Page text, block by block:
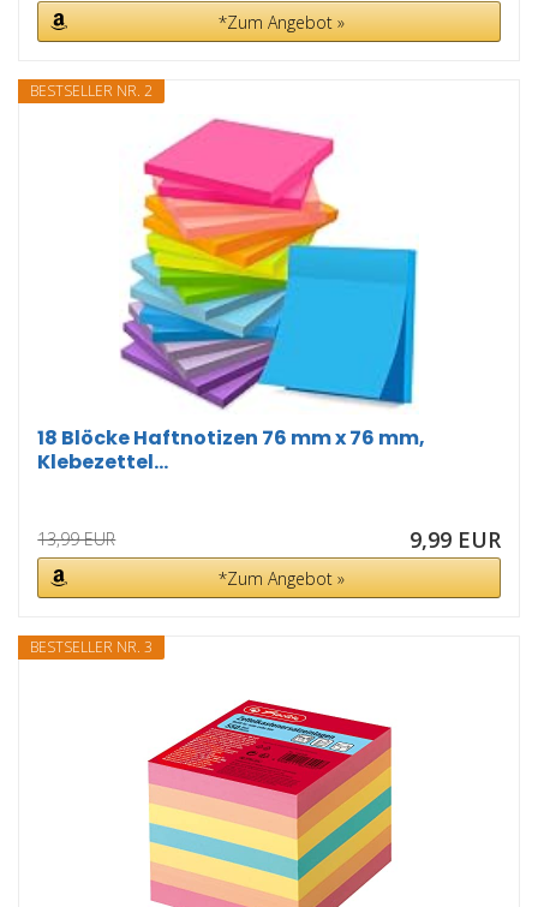
*Zum Angebot »
BESTSELLER NR. 2
18 Blöcke Haftnotizen 76 mm x 76 mm,
Klebezettel...
13,99 EUR 9,99 EUR
*Zum Angebot »
BESTSELLER NR. 3